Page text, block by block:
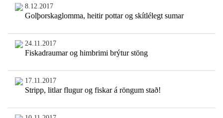
8.12.2017
Golþorskaglomma, heitir pottar og skítlélegt sumar
24.11.2017
Fiskadraumar og himbrimi brýtur stöng
17.11.2017
Stripp, litlar flugur og fiskar á röngum stað!